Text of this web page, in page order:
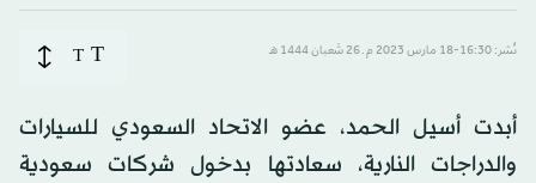
نُشر: 16:30-18 مارس 2023 م ـ 26 شَعبان 1444 هـ T
T
أبدت أسيل الحمد، عضو الاتحاد السعودي للسيارات
والدراجات النارية، سعادتها بدخول شركات سعودية